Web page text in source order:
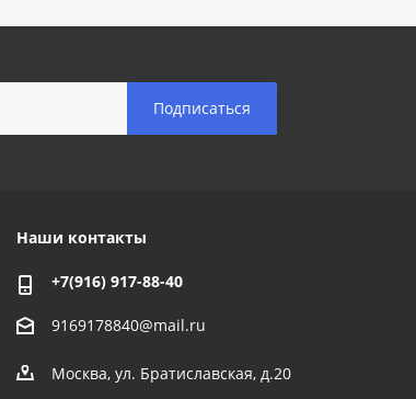
Наши контакты
+7(916) 917-88-40
9169178840@mail.ru
Москва, ул. Братиславская, д.20